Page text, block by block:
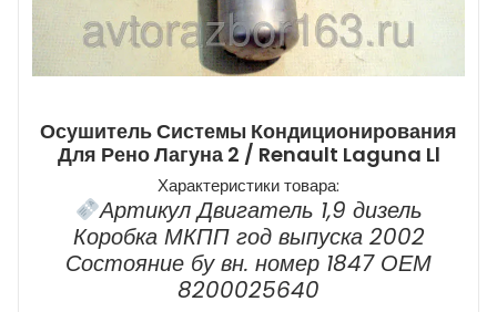
Осушитель Системы Кондиционирования
Для Рено Лагуна 2 / Renault Laguna Ll
Характеристики товара:
Артикул Двигатель 1,9 дизель
Коробка МКПП год выпуска 2002
Состояние бу вн. номер 1847 ОЕМ
8200025640